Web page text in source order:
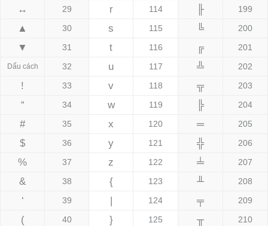
↔ 29 r 114 ╟ 199
▲ 30 s 115 ╚ 200
▼ 31 t 116 ╔ 201
Dấu cách 32 u 117 ╩ 202
! 33 v 118 ╦ 203
“ 34 w 119 ╠ 204
# 35 x 120 ═ 205
$ 36 y 121 ╬ 206
% 37 z 122 ╧ 207
& 38 { 123 ╨ 208
‘ 39 | 124 ╤ 209
( 40 } 125 ╥ 210